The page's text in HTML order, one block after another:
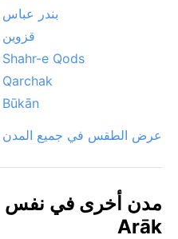
بندر عباس
قزوين
Shahr-e Qods
Qarchak
Būkān
عرض الطقس في جميع المدن
مدن أخرى في نفس
Arāk